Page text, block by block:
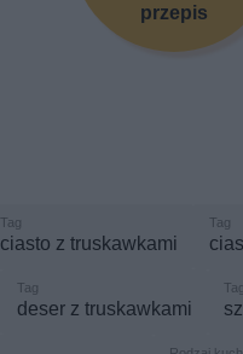
przepis
ciasto z truskawkami
deser z truskawkami